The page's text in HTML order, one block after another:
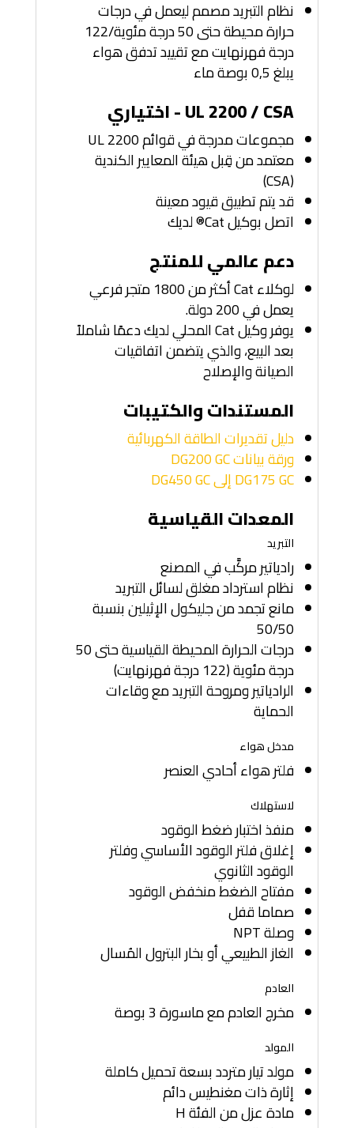
نظام التبريد مصمم ليعمل في درجات
حرارة محيطة حتى 50 درجة مئوية/122
درجة فهرنهايت مع تقييد تدفق هواء
يبلغ 0,5 بوصة ماء
UL 2200 / CSA - اختياري
مجموعات مدرجة في قوائم UL 2200
معتمد من قِبل هيئة المعايير الكندية
(CSA)
قد يتم تطبيق قيود معينة
اتصل بوكيل Cat® لديك
دعم عالمي للمنتج
لوكلاء Cat أكثر من 1800 متجر فرعي
يعمل في 200 دولة.
يوفر وكيل Cat المحلي لديك دعمًا شاملاً
بعد البيع، والذي يتضمن اتفاقيات
الصيانة والإصلاح
المستندات والكتيبات
دليل تقديرات الطاقة الكهربائية
ورقة بيانات DG200 GC
DG175 GC إلى DG450 GC
المعدات القياسية
التبريد
رادياتير مركَّب في المصنع
نظام استرداد مغلق لسائل التبريد
مانع تجمد من جليكول الإثيلين بنسبة
50/50
درجات الحرارة المحيطة القياسية حتى 50
درجة مئوية (122 درجة فهرنهايت)
الرادياتير ومروحة التبريد مع وقاءات
الحماية
مدخل هواء
فلتر هواء أحادي العنصر
لاستهلاك
منفذ اختبار ضغط الوقود
إغلاق فلتر الوقود الأساسي وفلتر
الوقود الثانوي
مفتاح الضغط منخفض الوقود
صماما قفل
وصلة NPT
الغاز الطبيعي أو بخار البترول المُسال
العادم
مخرج العادم مع ماسورة 3 بوصة
المولد
مولد تيار متردد بسعة تحميل كاملة
إثارة ذات مغنطيس دائم
مادة عزل من الفئة H